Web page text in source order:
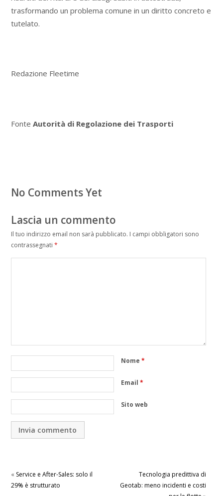
trasformando un problema comune in un diritto concreto e
tutelato.
Redazione Fleetime
Fonte Autorità di Regolazione dei Trasporti
No Comments Yet
Lascia un commento
Il tuo indirizzo email non sarà pubblicato. I campi obbligatori sono
contrassegnati *
Nome *
Email *
Sito web
« Service e After-Sales: solo il
29% è strutturato
Tecnologia predittiva di
Geotab: meno incidenti e costi